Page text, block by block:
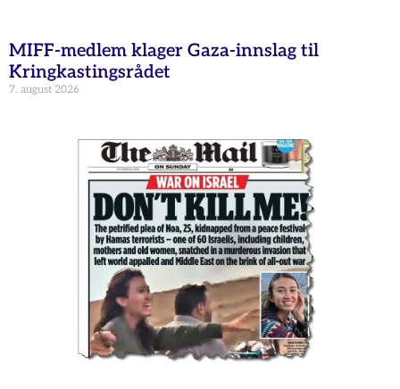
MIFF-medlem klager Gaza-innslag til
Kringkastingsrådet
7. august 2026